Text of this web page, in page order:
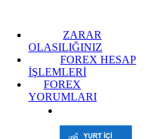
ZARAR
OLASILIĞINIZ
FOREX HESAP
İŞLEMLERİ
FOREX
YORUMLARI